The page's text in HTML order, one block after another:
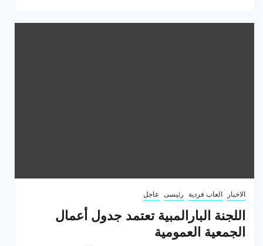
الاخبار العاب فردية رئيسى عاجل
اللجنة البارالمبية تعتمد جدول أعمال
الجمعية العمومية